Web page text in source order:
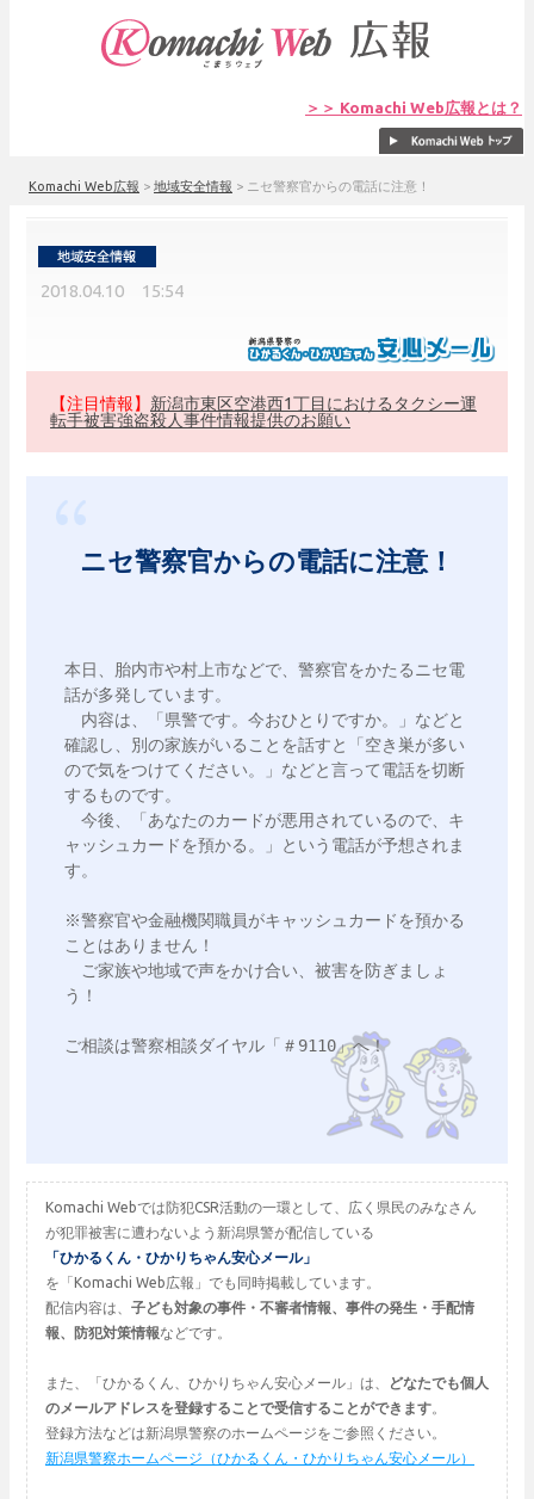
＞＞ Komachi Web広報とは？
Komachi Web広報 > 地域安全情報 > ニセ警察官からの電話に注意！
2018.04.10 15:54
【注目情報】 新潟市東区空港西1丁目におけるタクシー運
転手被害強盗殺人事件情報提供のお願い
ニセ警察官からの電話に注意！
本日、胎内市や村上市などで、警察官をかたるニセ電
話が多発しています。
内容は、「県警です。今おひとりですか。」などと
確認し、別の家族がいることを話すと「空き巣が多い
ので気をつけてください。」などと言って電話を切断
するものです。
今後、「あなたのカードが悪用されているので、キ
ャッシュカードを預かる。」という電話が予想されま
す。
※警察官や金融機関職員がキャッシュカードを預かる
ことはありません！
ご家族や地域で声をかけ合い、被害を防ぎましょ
う！
ご相談は警察相談ダイヤル「＃9110」へ！
Komachi Webでは防犯CSR活動の一環として、広く県民のみなさん
が犯罪被害に遭わないよう新潟県警が配信している
「ひかるくん・ひかりちゃん安心メール」
を「Komachi Web広報」でも同時掲載しています。
配信内容は、 子ども対象の事件・不審者情報、事件の発生・手配情
報、防犯対策情報などです。
また、「ひかるくん、ひかりちゃん安心メール」は、
どなたでも個人
のメールアドレスを登録することで受信することができます。
登録方法などは新潟県警察のホームページをご参照ください。
新潟県警察ホームページ（ひかるくん・ひかりちゃん安心メール）